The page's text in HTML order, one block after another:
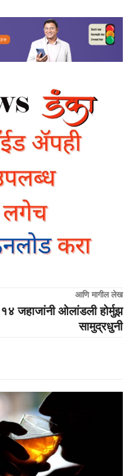
आणि मागील लेख
जहाजांनी ओलांडली होर्मुझ
सामुद्रधुनी